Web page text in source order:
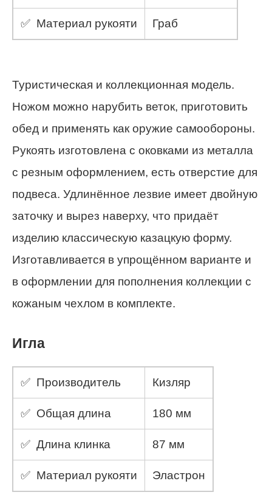
✅ Материал рукояти Граб
Туристическая и коллекционная модель.
Ножом можно нарубить веток, приготовить
обед и применять как оружие самообороны.
Рукоять изготовлена с оковками из металла
с резным оформлением, есть отверстие для
подвеса. Удлинённое лезвие имеет двойную
заточку и вырез наверху, что придаёт
изделию классическую казацкую форму.
Изготавливается в упрощённом варианте и
в оформлении для пополнения коллекции с
кожаным чехлом в комплекте.
Игла
✅ Производитель Кизляр
✅ Общая длина 180 мм
✅ Длина клинка 87 мм
✅ Материал рукояти Эластрон